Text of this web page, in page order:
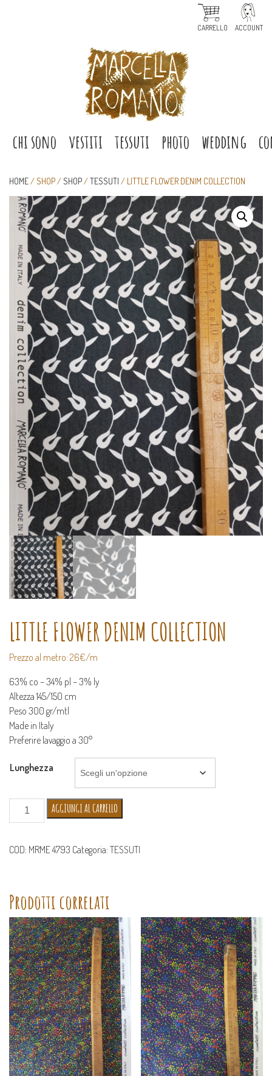
CARRELLO ACCOUNT
chi sono vestiti tessuti photo wedding
HOME/ SHOP / SHOP/TESSUTI / LITTLE FLOWER DENIM COLLECTION
LITTLE FLOWER DENIM COLLECTION
Prezzo al metro: 26€/m
63% co – 34% pl – 3% ly
Altezza 145/150 cm
Peso 300 gr/mtl
Made in Italy
Preferire lavaggio a 30°
Lunghezza
LITTLE
FLOWER
COLLECTION
AGGIUNGI AL CARRELLO
COD: MRME 4793 Categoria: TESSUTI
Prodotti correlati